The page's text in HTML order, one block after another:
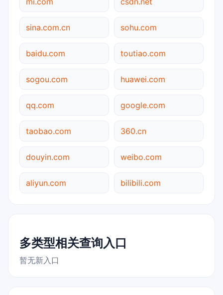
sina.com.cn sohu.com
baidu.com toutiao.com
sogou.com huawei.com
qq.com google.com
taobao.com 360.cn
douyin.com weibo.com
aliyun.com bilibili.com
多类型相关查询入口
暂无新入口